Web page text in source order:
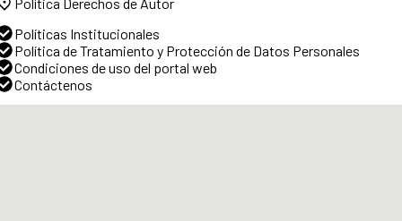
Políticas Institucionales
Política de Tratamiento y Protección de Datos Personales
Condiciones de uso del portal web
Contáctenos